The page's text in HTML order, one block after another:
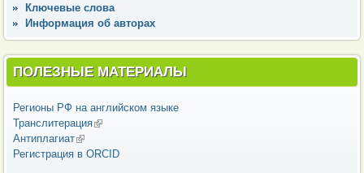
Ключевые слова
Информация об авторах
ПОЛЕЗНЫЕ МАТЕРИАЛЫ
Регионы РФ на английском языке
Транслитерация(внешняя ссылка)
Антиплагиат(внешняя ссылка)
Регистрация в ORCID